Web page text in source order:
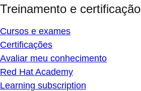
Treinamento e certificação
Cursos e exames
Certificações
Avaliar meu conhecimento
Red Hat Academy
Learning subscription